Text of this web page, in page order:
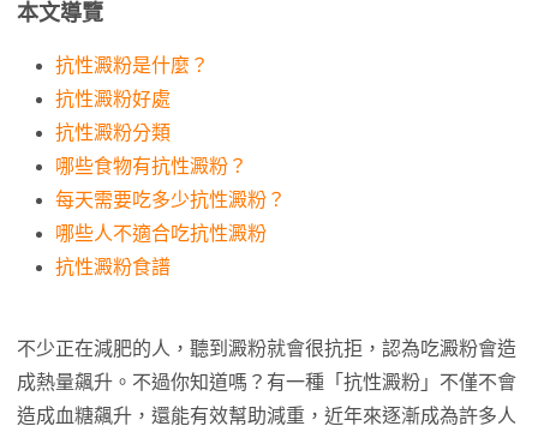
本文導覽
抗性澱粉是什麼？
抗性澱粉好處
抗性澱粉分類
哪些食物有抗性澱粉？
每天需要吃多少抗性澱粉？
哪些人不適合吃抗性澱粉
抗性澱粉食譜
不少正在減肥的人，聽到澱粉就會很抗拒，認為吃澱粉會造
成熱量飆升。不過你知道嗎？有一種「抗性澱粉」不僅不會
造成血糖飆升，還能有效幫助減重，近年來逐漸成為許多人